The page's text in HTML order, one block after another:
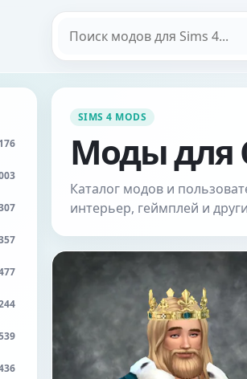
SIMS 4 MODS
Моды для
Каталог модов и
интерьер, геймплей и